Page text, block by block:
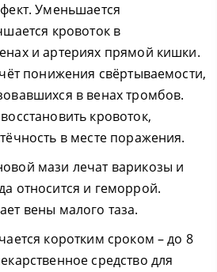
Уменьшается
кровоток в
и артериях прямой кишки.
понижения свёртываемости,
в венах тромбов.
кровоток,
в месте поражения.
мази лечат варикозы и
относится и геморрой.
вены малого таза.
коротким сроком – до 8
средство для